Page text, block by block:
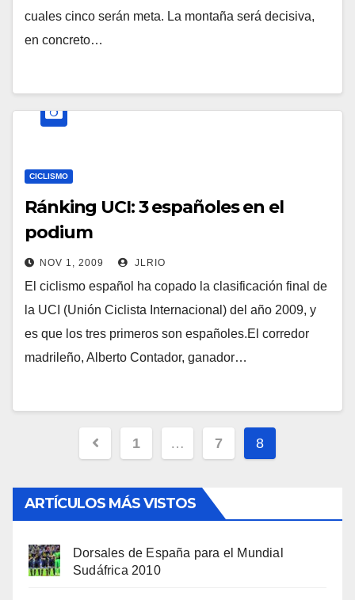
cuales cinco serán meta. La montaña será decisiva,
en concreto…
CICLISMO
Ránking UCI: 3 españoles en el
podium
NOV 1, 2009 JLRIO
El ciclismo español ha copado la clasificación final de
la UCI (Unión Ciclista Internacional) del año 2009, y
es que los tres primeros son españoles.El corredor
madrileño, Alberto Contador, ganador…
Navegación
entradas
1 … 7 8
ARTÍCULOS MÁS VISTOS
Dorsales de España para el Mundial
Sudáfrica 2010